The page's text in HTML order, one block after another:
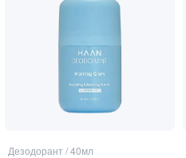
Дезодорант /40мл